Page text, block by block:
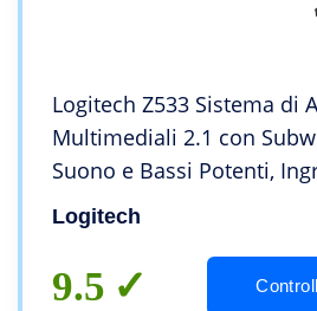
Logitech Z533 Sistema di
Multimediali 2.1 con
Suono e Bassi Potenti,
mm e RCA , Presa EU/IT,
PC/PS4/Xbox/TV/
re Musicale
Logitech
9.5